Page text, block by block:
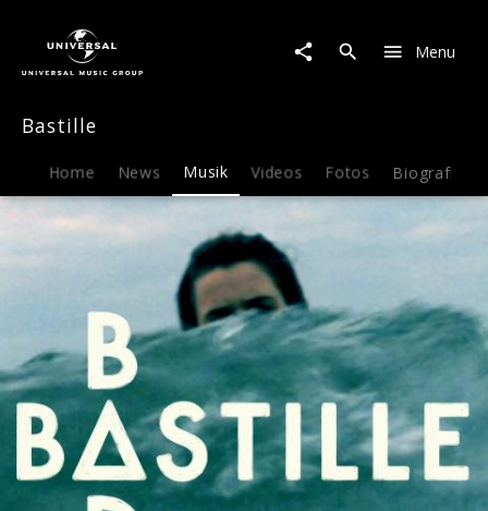
Blood
Menu
Bastille
Home News Musik Videos Fotos Biografie